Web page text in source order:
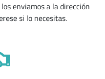
enviamos a la dirección
si lo necesitas.